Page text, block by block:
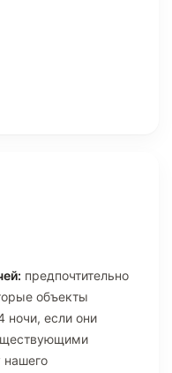
предпочтительно
объекты
ночи, если они
нашего